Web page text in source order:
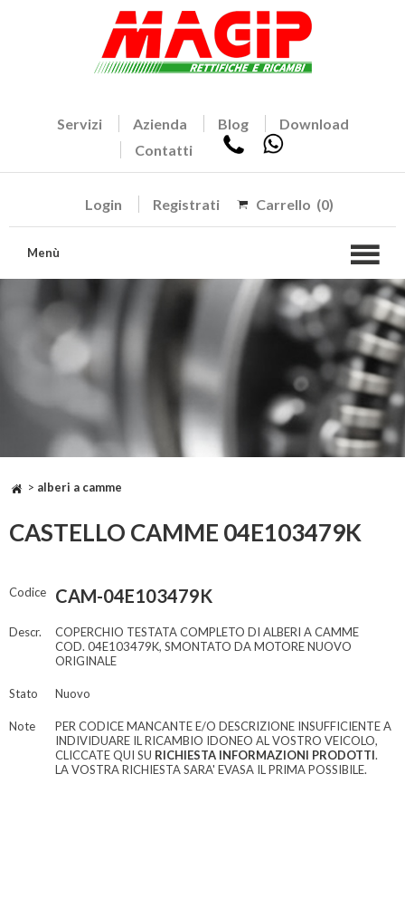
Servizi Azienda Blog
Download
Contatti
Login Registrati Carrello (0)
Menù
> alberi a camme
CASTELLO CAMME 04E103479K
Codice CAM-04E103479K
Descr.
COPERCHIO TESTATA COMPLETO DI ALBERI A CAMME
COD. 04E103479K, SMONTATO DA MOTORE NUOVO
ORIGINALE
Stato Nuovo
Note
PER CODICE MANCANTE E/O DESCRIZIONE INSUFFICIENTE A
INDIVIDUARE IL RICAMBIO IDONEO AL VOSTRO VEICOLO,
CLICCATE QUI SU RICHIESTA INFORMAZIONI PRODOTTI.
LA VOSTRA RICHIESTA SARA' EVASA IL PRIMA POSSIBILE.